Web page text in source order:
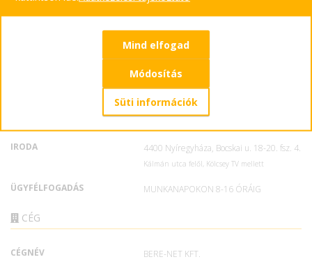
+36 30 076 6404
+36 30 451 9672
info@forweb.hu
IRODA 4400 Nyíregyháza, Bocskai u. 18-20. fsz. 4.
Kálmán utca felől, Kölcsey TV mellett
ÜGYFÉLFOGADÁS MUNKANAPOKON 8-16 ÓRÁIG
CÉG
CÉGNÉV BERE-NET KFT.
Mind elfogad
Módosítás
Süti információk